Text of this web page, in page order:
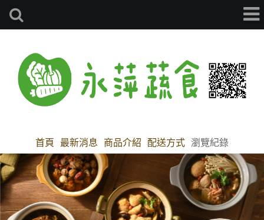
首頁 最新消息 商品介紹 配送方式 瀏覽紀錄